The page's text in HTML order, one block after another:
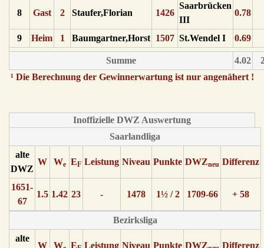
8 Gast 2 Staufer,Florian 1426
Saarbrücken
III
0.78
9 Heim 1 Baumgartner,Horst 1507 St.Wendel I 0.69
Summe 4.02
¹ Die Berechnung der Gewinnerwartung ist nur angenähert !
Inoffizielle DWZ Auswertung
Saarlandliga
alte
DWZ
W We EF Leistung Niveau Punkte DWZneu Differenz
1651-
67
1.5 1.42 23 - 1478 1½ / 2 1709-66 + 58
Bezirksliga
alte
W W E Leistung Niveau Punkte DWZ Differenz